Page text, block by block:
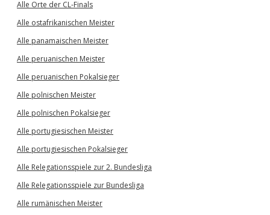
Alle Orte der CL-Finals
Alle ostafrikanischen Meister
Alle panamaischen Meister
Alle peruanischen Meister
Alle peruanischen Pokalsieger
Alle polnischen Meister
Alle polnischen Pokalsieger
Alle portugiesischen Meister
Alle portugiesischen Pokalsieger
Alle Relegationsspiele zur 2. Bundesliga
Alle Relegationsspiele zur Bundesliga
Alle rumänischen Meister